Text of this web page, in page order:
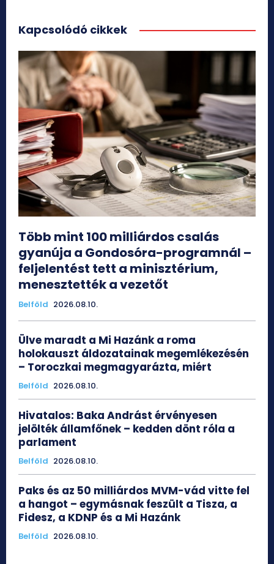
Kapcsolódó cikkek
Több mint 100 milliárdos csalás
gyanúja a Gondosóra-programnál –
feljelentést tett a minisztérium,
menesztették a vezetőt
Belföld 2026.08.10.
Ülve maradt a Mi Hazánk a roma
holokauszt áldozatainak megemlékezésén
– Toroczkai megmagyarázta, miért
Belföld 2026.08.10.
Hivatalos: Baka Andrást érvényesen
jelölték államfőnek – kedden dönt róla a
parlament
Belföld 2026.08.10.
Paks és az 50 milliárdos MVM-vád vitte fel
a hangot – egymásnak feszült a Tisza, a
Fidesz, a KDNP és a Mi Hazánk
Belföld 2026.08.10.